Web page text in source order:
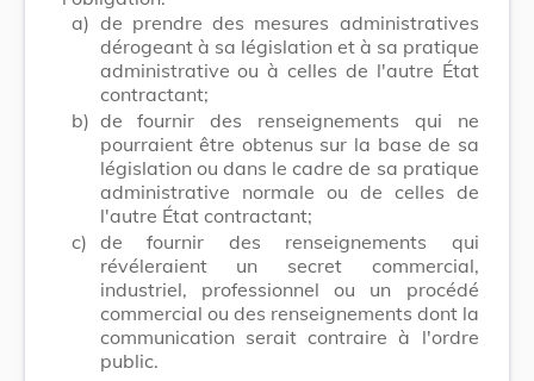
a) de prendre des mesures administratives
dérogeant à sa législation et à sa pratique
administrative ou à celles de l'autre État
contractant;
b) de fournir des renseignements qui ne
pourraient être obtenus sur la base de sa
législation ou dans le cadre de sa pratique
administrative normale ou de celles de
l'autre État contractant;
c) de fournir des renseignements qui
révéleraient un secret commercial,
industriel, professionnel ou un procédé
commercial ou des renseignements dont la
communication serait contraire à l'ordre
public.